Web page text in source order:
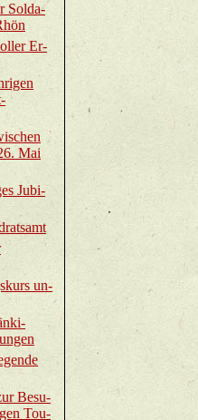
Sol­da­
Er­
Mai
Ju­bi­
un­
Be­su­
Tou­